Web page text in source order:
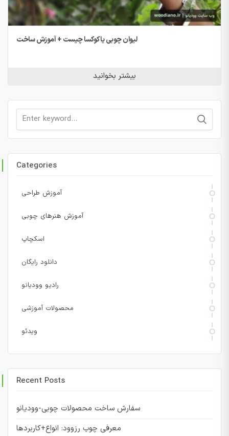
لیوان چوبی یا کوکسا چیست + آموزش ساخت
بیشتر بخوانید
Search
Categories
آموزش طراحی
آموزش هنرهای چوبی
اسکچاپ
دانلود رایگان
رادیو وودیانو
محصولات آموزشی
ویدئو
Recent Posts
سفارش ساخت محصولات چوبی-وودیانو
معرفی چوب رزوود: انواع+کاربردها